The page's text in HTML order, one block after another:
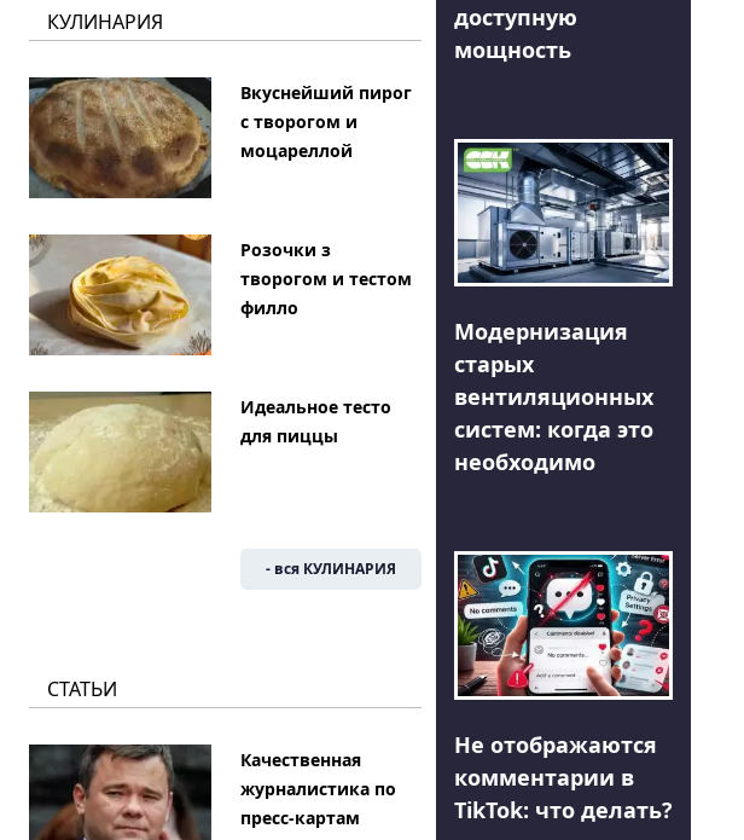
КУЛИНАРИЯ
Вкуснейший пирог
с творогом и
моцареллой
Розочки з
творогом и тестом
филло
Идеальное тесто
для пиццы
- вся КУЛИНАРИЯ
СТАТЬИ
Качественная
журналистика по
пресс-картам
доступную
мощность
Модернизация
старых
вентиляционных
систем: когда это
необходимо
Не отображаются
комментарии в
TikTok: что делать?